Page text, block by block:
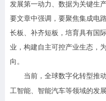
发展第一动力、数据为关键生
要文章中强调，要聚焦集成电
长板、补齐短板，培育具有国
业，构建自主可控产业生态，
向。
当前，全球数字化转型推
工智能、智能汽车等领域的发